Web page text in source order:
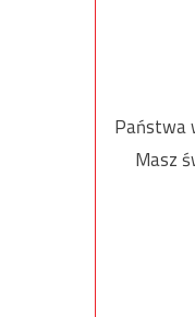
Państwa
Masz